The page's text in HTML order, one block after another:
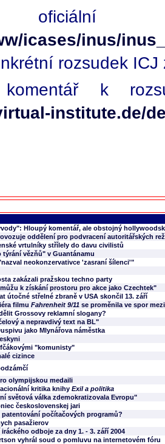
icases/inus/
rozsudek
komentář k
institute.de/
Hloupý komentář, ale obstojný
oddělení pro podvracení autoritářských
vrtulníky střílely do davu civilistů
týrání vězňů" v Guantánamu
neokonzervativce 'zasraní šílenci'"
zakázali pražskou techno party
k získání prostoru pro akce jako Czechtek"
útočné střelné zbraně v USA skončil 13. září
filmu Fahrenheit 9/11 se proměnila ve spor
Grossovy reklamní slogany?
a nepravdivý text na BL"
jako Mlynářova náměstka
"komunisty"
cizince
olympijskou medaili
kritika knihy Exil a politika
světová válka zdemokratizovala Evropu"
československej jari
patentování počítačových programů?
pasažierov
odboje za dny 1. - 3. září 2004
vyhrál soud o pomluvu na internetovém fóru